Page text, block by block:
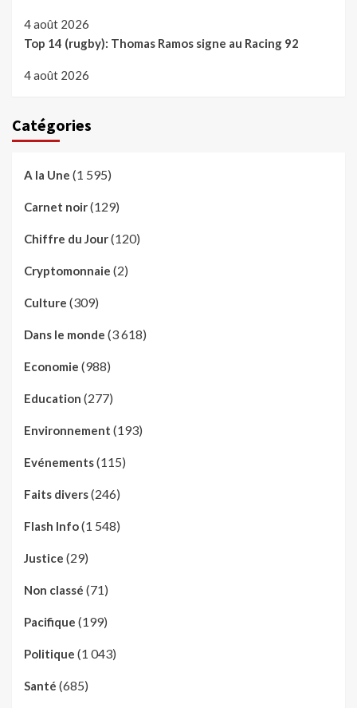
4 août 2026
Top 14 (rugby): Thomas Ramos signe au Racing 92
4 août 2026
Catégories
A la Une (1 595)
Carnet noir(129)
Chiffre du Jour(120)
Cryptomonnaie (2)
Culture (309)
Dans le monde (3 618)
Economie (988)
Education (277)
Environnement (193)
Evénements(115)
Faits divers(246)
Flash Info(1 548)
Justice (29)
Non classé (71)
Pacifique (199)
Politique (1 043)
Santé (685)